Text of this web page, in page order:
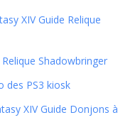
XIV Guide Relique
Shadowbringer
des PS3 kiosk
XIV Guide Donjons à